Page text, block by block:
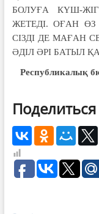
БОЛУҒА КҮШ-
ЖЕТЕДІ. ОҒАН
СІЗДІ ДЕ МАҒАН
ӘДІЛ ӘРІ БАТЫЛ
Республикалық